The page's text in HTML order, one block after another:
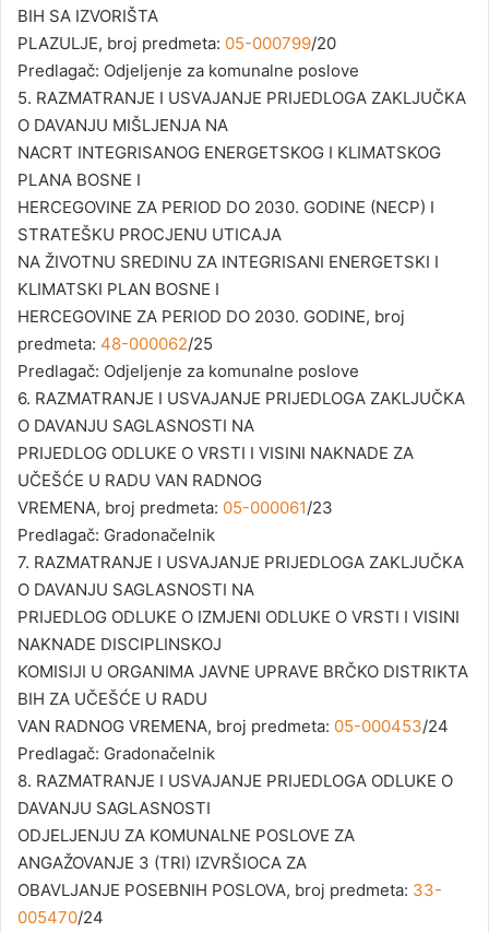
BIH SA IZVORIŠTA
PLAZULJE, broj predmeta: 05-000799/20
Predlagač: Odjeljenje za komunalne poslove
5. RAZMATRANJE I USVAJANJE PRIJEDLOGA ZAKLJUČKA
O DAVANJU MIŠLJENJA NA
NACRT INTEGRISANOG ENERGETSKOG I KLIMATSKOG
PLANA BOSNE I
HERCEGOVINE ZA PERIOD DO 2030. GODINE (NECP) I
STRATEŠKU PROCJENU UTICAJA
NA ŽIVOTNU SREDINU ZA INTEGRISANI ENERGETSKI I
KLIMATSKI PLAN BOSNE I
HERCEGOVINE ZA PERIOD DO 2030. GODINE, broj
predmeta: 48-000062/25
Predlagač: Odjeljenje za komunalne poslove
6. RAZMATRANJE I USVAJANJE PRIJEDLOGA ZAKLJUČKA
O DAVANJU SAGLASNOSTI NA
PRIJEDLOG ODLUKE O VRSTI I VISINI NAKNADE ZA
UČEŠĆE U RADU VAN RADNOG
VREMENA, broj predmeta: 05-000061/23
Predlagač: Gradonačelnik
7. RAZMATRANJE I USVAJANJE PRIJEDLOGA ZAKLJUČKA
O DAVANJU SAGLASNOSTI NA
PRIJEDLOG ODLUKE O IZMJENI ODLUKE O VRSTI I VISINI
NAKNADE DISCIPLINSKOJ
KOMISIJI U ORGANIMA JAVNE UPRAVE BRČKO DISTRIKTA
BIH ZA UČEŠĆE U RADU
VAN RADNOG VREMENA, broj predmeta: 05-000453/24
Predlagač: Gradonačelnik
8. RAZMATRANJE I USVAJANJE PRIJEDLOGA ODLUKE O
DAVANJU SAGLASNOSTI
ODJELJENJU ZA KOMUNALNE POSLOVE ZA
ANGAŽOVANJE 3 (TRI) IZVRŠIOCA ZA
OBAVLJANJE POSEBNIH POSLOVA, broj predmeta: 33-
005470/24